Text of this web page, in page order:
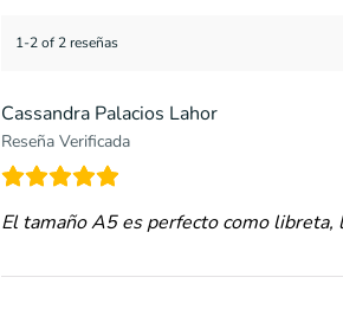
1-2 of 2 reseñas
Cassandra Palacios Lahor
Reseña Verificada
El tamaño A5 es perfecto como libreta,